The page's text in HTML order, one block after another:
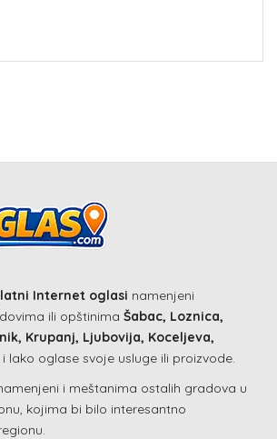
Internet oglasi namenjeni
ili opštinima Šabac, Loznica,
Krupanj, Ljubovija, Koceljeva,
lako oglase svoje usluge ili proizvode.
i meštanima ostalih gradova u
kojima bi bilo interesantno